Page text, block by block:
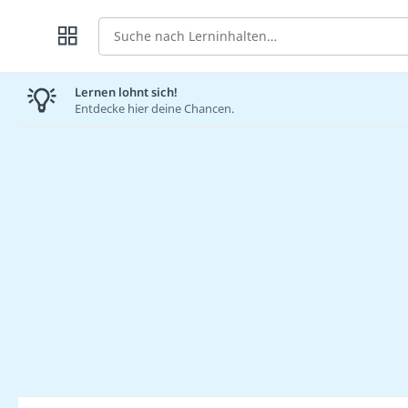
Suche
Lernen lohnt sich!
Entdecke hier deine Chancen.